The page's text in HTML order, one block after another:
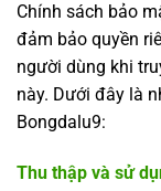
Chính sách bảo
đảm bảo quyền
người dùng khi
này. Dưới đây là
Bongdalu9:
Thu thập và sử